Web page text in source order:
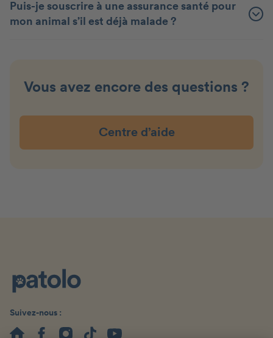
Puis-je souscrire à une assurance santé pour
mon animal s’il est déjà malade ?
Vous avez encore des questions ?
Centre d’aide
Suivez-nous :